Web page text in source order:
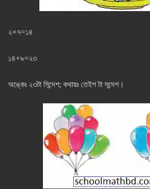
২×৭=১৪
১৪+৯=২৩
অঙ্কেঃ ২৩টা সিন্দেশ; কথায়ঃ তেইশ টা সন্দেশ।